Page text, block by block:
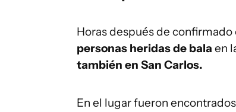
Horas después de
personas heridas de bala en
también en San Carlos.
En el lugar fueron